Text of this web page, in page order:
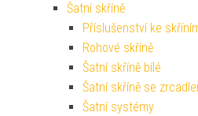
Šatní skříně
Příslušenství ke
Rohové skříně
Šatní skříně bílé
Šatní skříně se
Šatní systémy